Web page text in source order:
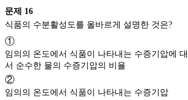
문제 16
식품의 수분활성도를 올바르게 설명한 것은?
①
임의의 온도에서 식품이 나타내는 수증기압에
서 순수한 물의 수증기압의 비율
②
임의의 온도에서 식품이 나타내는 수증기압